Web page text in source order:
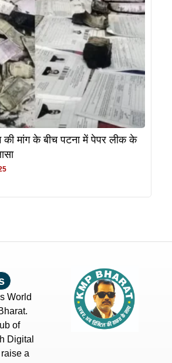
की मांग के बीच पटना में पेपर लीक के
World
of
Digital
a